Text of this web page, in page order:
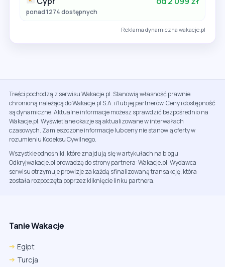
ponad 1274 dostępnych
Reklama dynamiczna wakacje.pl
Treści pochodzą z serwisu Wakacje.pl. Stanowią własność prawnie
chronioną należącą do Wakacje.pl S.A. i/lub jej partnerów. Ceny i dostępność
są dynamiczne. Aktualne informacje możesz sprawdzić bezpośrednio na
Wakacje.pl. Wyświetlane okazje są aktualizowane w interwałach
czasowych. Zamieszczone informacje lub ceny nie stanowią oferty w
rozumieniu Kodeksu Cywilnego.
Wszystkie odnośniki, które znajdują się w artykułach na blogu
Odkryjwakacje.pl prowadzą do strony partnera: Wakacje.pl. Wydawca
serwisu otrzymuje prowizje za każdą sfinalizowaną transakcję, która
została rozpoczęta poprzez kliknięcie linku partnera.
Tanie Wakacje
Egipt
Turcja